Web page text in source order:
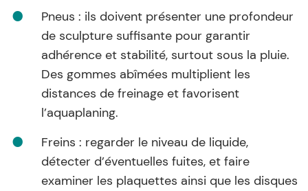
Pneus : ils doivent présenter une profondeur
de sculpture suffisante pour garantir
adhérence et stabilité, surtout sous la pluie.
Des gommes abîmées multiplient les
distances de freinage et favorisent
l’aquaplaning.
Freins : regarder le niveau de liquide,
détecter d’éventuelles fuites, et faire
examiner les plaquettes ainsi que les disques